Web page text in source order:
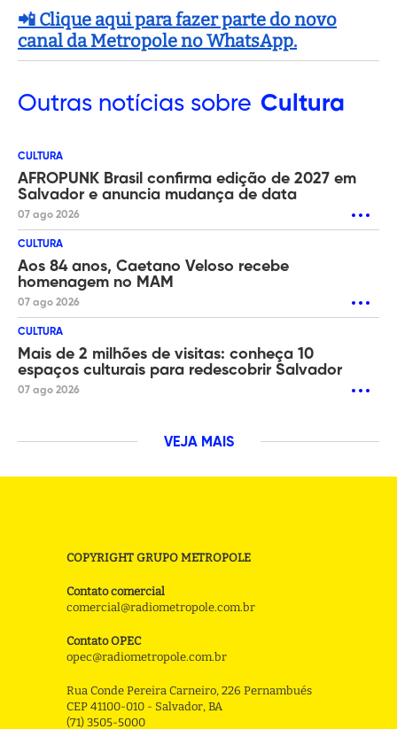
📲 Clique aqui para fazer parte do novo
canal da Metropole no WhatsApp.
Outras notícias sobre Cultura
CULTURA
AFROPUNK Brasil confirma edição de 2027 em
Salvador e anuncia mudança de data
07 ago 2026
CULTURA
Aos 84 anos, Caetano Veloso recebe
homenagem no MAM
07 ago 2026
CULTURA
Mais de 2 milhões de visitas: conheça 10
espaços culturais para redescobrir Salvador
07 ago 2026
VEJA MAIS
COPYRIGHT GRUPO METROPOLE
Contato comercial
comercial@radiometropole.com.br
Contato OPEC
opec@radiometropole.com.br
Rua Conde Pereira Carneiro, 226 Pernambués
CEP 41100-010 - Salvador, BA
(71) 3505-5000